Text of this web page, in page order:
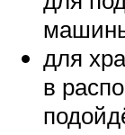
для
в